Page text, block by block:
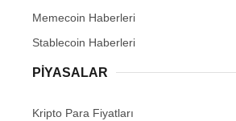
Memecoin Haberleri
Stablecoin Haberleri
PIYASALAR
Kripto Para Fiyatları